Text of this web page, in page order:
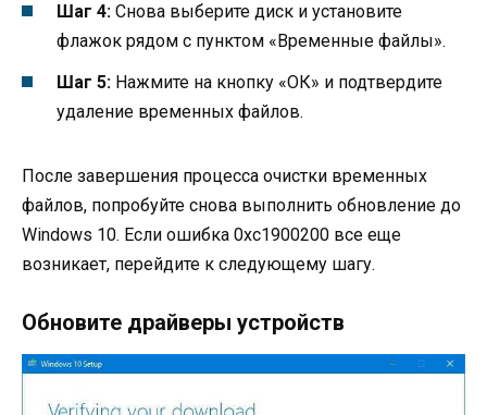
Шаг 4: Снова выберите диск и установите
флажок рядом с пунктом «Временные файлы».
Шаг 5: Нажмите на кнопку «ОК» и подтвердите
удаление временных файлов.
После завершения процесса очистки временных
файлов, попробуйте снова выполнить обновление до
Windows 10. Если ошибка 0xc1900200 все еще
возникает, перейдите к следующему шагу.
Обновите драйверы устройств